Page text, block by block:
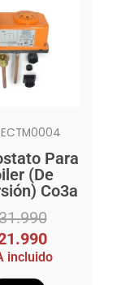
ECTM0004
Para
(De
Co3a
incluido